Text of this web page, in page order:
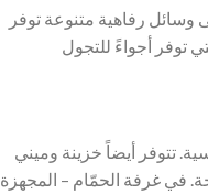
رفاهية متنوعة توفر
توفر أجواءً للتجول
تتوفر أيضاً خزينة وميني
في غرفة الحمّام – المجهزة